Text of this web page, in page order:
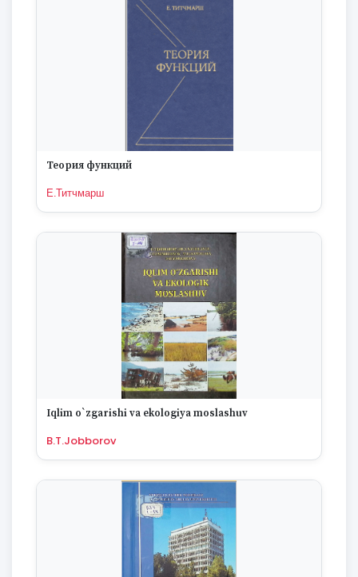
Теория функций
Е.Титчмарш
Iqlim o`zgarishi va ekologiya moslashuv
B.T.Jobborov